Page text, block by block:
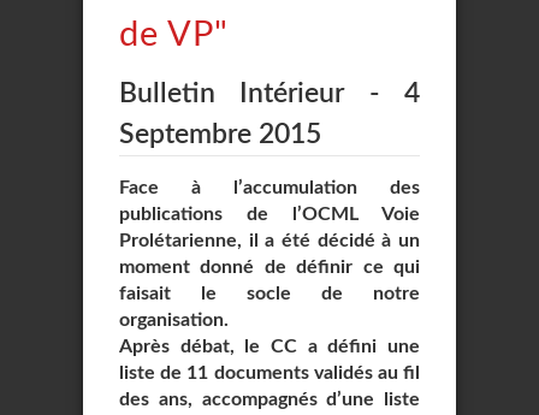
de VP"
Bulletin Intérieur - 4
Septembre 2015
Face à l’accumulation des
publications de l’OCML Voie
Prolétarienne, il a été décidé à un
moment donné de définir ce qui
faisait le socle de notre
organisation.
Après débat, le CC a défini une
liste de 11 documents validés au fil
des ans, accompagnés d’une liste